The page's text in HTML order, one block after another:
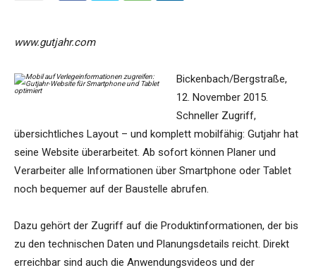
www.gutjahr.com
Bickenbach/Bergstraße,
12. November 2015.
Schneller Zugriff,
übersichtliches Layout – und komplett mobilfähig: Gutjahr hat
seine Website überarbeitet. Ab sofort können Planer und
Verarbeiter alle Informationen über Smartphone oder Tablet
noch bequemer auf der Baustelle abrufen.
Dazu gehört der Zugriff auf die Produktinformationen, der bis
zu den technischen Daten und Planungsdetails reicht. Direkt
erreichbar sind auch die Anwendungsvideos und der